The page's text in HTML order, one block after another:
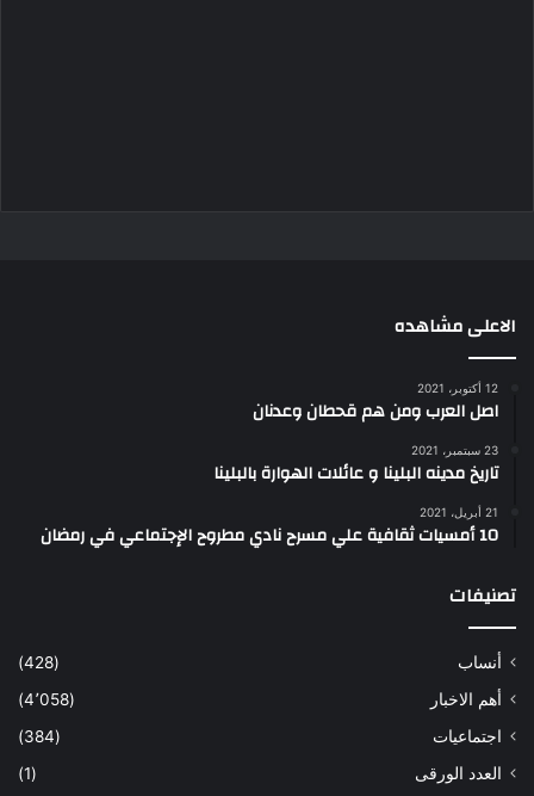
الاعلى مشاهده
12 أكتوبر، 2021
اصل العرب ومن هم قحطان وعدنان
23 سبتمبر، 2021
تاريخ مدينه البلينا و عائلات الهوارة بالبلينا
21 أبريل، 2021
10 أمسيات ثقافية علي مسرح نادي مطروح الإجتماعي في رمضان
تصنيفات
أنساب
(428)
أهم الاخبار
(4٬058)
اجتماعيات
(384)
العدد الورقى
(1)